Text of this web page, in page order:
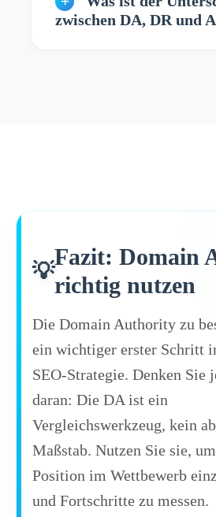
zwischen DA, DR und
Fazit: Domain
richtig nutzen
Die Domain Authority zu
ein wichtiger erster Schritt
SEO-Strategie. Denken Sie
daran: Die DA ist ein
Vergleichswerkzeug, kein
Maßstab. Nutzen Sie sie,
Position im Wettbewerb
und Fortschritte zu messen.